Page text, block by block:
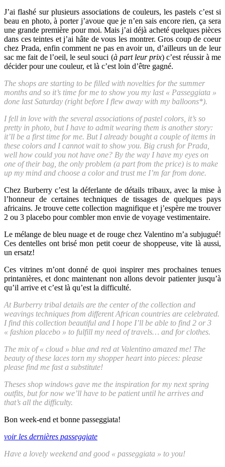
J’ai flashé sur plusieurs associations de couleurs, les pastels c’est si
beau en photo, à porter j’avoue que je n’en sais encore rien, ça sera
une grande première pour moi. Mais j’ai déjà acheté quelques pièces
dans ces teintes et j’ai hâte de vous les montrer. Gros coup de coeur
chez Prada, enfin comment ne pas en avoir un, d’ailleurs un de leur
sac me fait de l’oeil, le seul souci (à part leur prix) c’est réussir à me
décider pour une couleur, et là c’est loin d’être gagné.
The shops are starting to be filled with novelties for the summer
months and so it’s time for me to show you my last « Passeggiata »
done last Saturday (right before I flew away with my balloons*).
I fell in love with the several associations of pastel colors, it’s so
pretty in photo, but I have to admit wearing them is another story:
it’ll be a first time for me. But I already bought a couple of items in
these colors and I cannot wait to show you. Big crush for Prada,
well how could you not have one? By the way I have my eyes on
one of their bag, the only problem (a part from the price) is to make
up my mind and choose a color and trust me I’m far from done.
Chez Burberry c’est la déferlante de détails tribaux, avec la mise à
l’honneur de certaines techniques de tissages de quelques pays
africains. Je trouve cette collection magnifique et j’espère me trouver
2 ou 3 placebo pour combler mon envie de voyage vestimentaire.
Le mélange de bleu nuage et de rouge chez Valentino m’a subjugué!
Ces dentelles ont brisé mon petit coeur de shoppeuse, vite là aussi,
un ersatz!
Ces vitrines m’ont donné de quoi inspirer mes prochaines tenues
printanières, et donc maintenant non allons devoir patienter jusqu’à
qu’il arrive et c’est là qu’est la difficulté.
At Burberry tribal details are the center of the collection and
weavings techniques from different African countries are celebrated.
I find this collection beautiful and I hope I’ll be able to find 2 or 3
« fashion placebo » to fulfill my need of travels… and for clothes.
The mix of « cloud » blue and red at Valentino amazed me! The
beauty of these laces torn my shopper heart into pieces: please
please find me fast a substitute!
Theses shop windows gave me the inspiration for my next spring
outfits, but for now we’ll have to be patient until he arrives and
that’s all the difficulty.
Bon week-end et bonne passeggiata!
voir les dernières passeggiate
Have a lovely weekend and good « passeggiata » to you!